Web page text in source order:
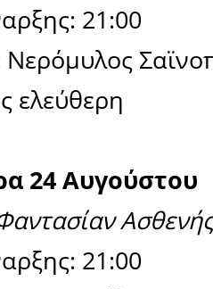
Δευτέρα
«Κατέβα
μου…»,